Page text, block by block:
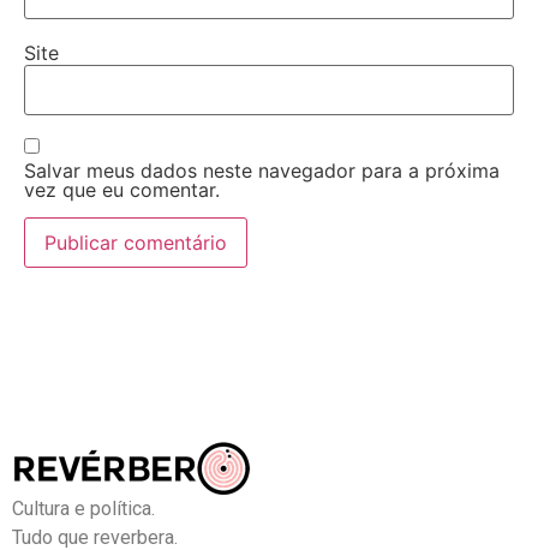
Site
Salvar meus dados neste navegador para a próxima
vez que eu comentar.
Cultura e política.
Tudo que reverbera.